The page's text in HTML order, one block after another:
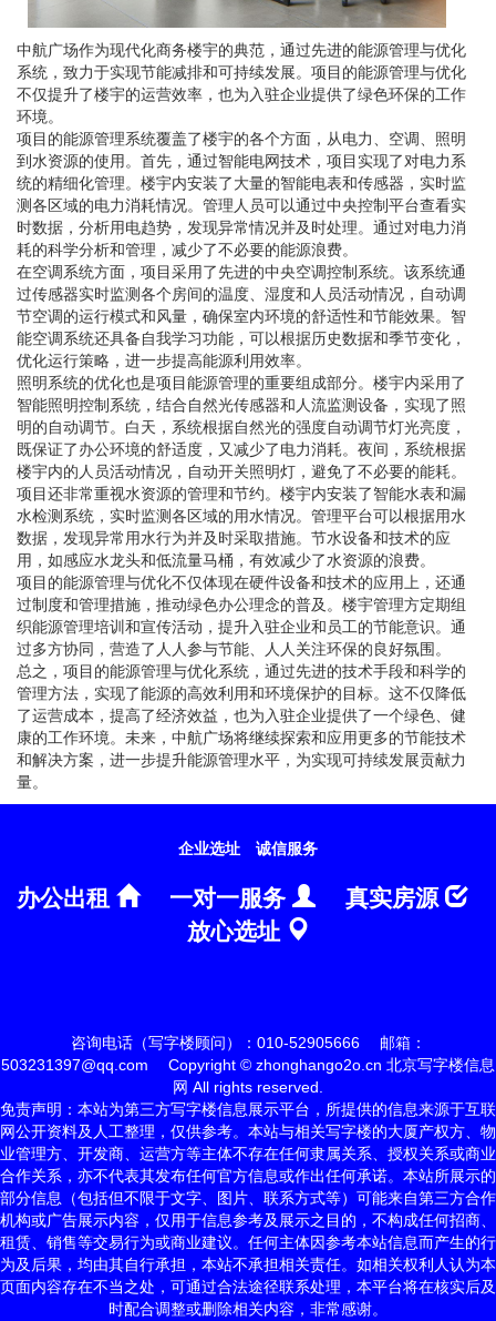
中航广场作为现代化商务楼宇的典范，通过先进的能源管理与优化
系统，致力于实现节能减排和可持续发展。项目的能源管理与优化
不仅提升了楼宇的运营效率，也为入驻企业提供了绿色环保的工作
环境。
项目的能源管理系统覆盖了楼宇的各个方面，从电力、空调、照明
到水资源的使用。首先，通过智能电网技术，项目实现了对电力系
统的精细化管理。楼宇内安装了大量的智能电表和传感器，实时监
测各区域的电力消耗情况。管理人员可以通过中央控制平台查看实
时数据，分析用电趋势，发现异常情况并及时处理。通过对电力消
耗的科学分析和管理，减少了不必要的能源浪费。
在空调系统方面，项目采用了先进的中央空调控制系统。该系统通
过传感器实时监测各个房间的温度、湿度和人员活动情况，自动调
节空调的运行模式和风量，确保室内环境的舒适性和节能效果。智
能空调系统还具备自我学习功能，可以根据历史数据和季节变化，
优化运行策略，进一步提高能源利用效率。
照明系统的优化也是项目能源管理的重要组成部分。楼宇内采用了
智能照明控制系统，结合自然光传感器和人流监测设备，实现了照
明的自动调节。白天，系统根据自然光的强度自动调节灯光亮度，
既保证了办公环境的舒适度，又减少了电力消耗。夜间，系统根据
楼宇内的人员活动情况，自动开关照明灯，避免了不必要的能耗。
项目还非常重视水资源的管理和节约。楼宇内安装了智能水表和漏
水检测系统，实时监测各区域的用水情况。管理平台可以根据用水
数据，发现异常用水行为并及时采取措施。节水设备和技术的应
用，如感应水龙头和低流量马桶，有效减少了水资源的浪费。
项目的能源管理与优化不仅体现在硬件设备和技术的应用上，还通
过制度和管理措施，推动绿色办公理念的普及。楼宇管理方定期组
织能源管理培训和宣传活动，提升入驻企业和员工的节能意识。通
过多方协同，营造了人人参与节能、人人关注环保的良好氛围。
总之，项目的能源管理与优化系统，通过先进的技术手段和科学的
管理方法，实现了能源的高效利用和环境保护的目标。这不仅降低
了运营成本，提高了经济效益，也为入驻企业提供了一个绿色、健
康的工作环境。未来，中航广场将继续探索和应用更多的节能技术
和解决方案，进一步提升能源管理水平，为实现可持续发展贡献力
量。
企业选址 诚信服务
办公出租 一对一服务
真实房源
放心选址
咨询电话（写字楼顾问）：010-52905666
邮箱：
503231397@qq.com
Copyright © zhonghango2o.cn 北京写字楼信息
网 All rights reserved.
免责声明：本站为第三方写字楼信息展示平台，所提供的信息来源于互联
网公开资料及人工整理，仅供参考。本站与相关写字楼的大厦产权方、物
业管理方、开发商、运营方等主体不存在任何隶属关系、授权关系或商业
合作关系，亦不代表其发布任何官方信息或作出任何承诺。本站所展示的
部分信息（包括但不限于文字、图片、联系方式等）可能来自第三方合作
机构或广告展示内容，仅用于信息参考及展示之目的，不构成任何招商、
租赁、销售等交易行为或商业建议。任何主体因参考本站信息而产生的行
为及后果，均由其自行承担，本站不承担相关责任。如相关权利人认为本
页面内容存在不当之处，可通过合法途径联系处理，本平台将在核实后及
时配合调整或删除相关内容，非常感谢。